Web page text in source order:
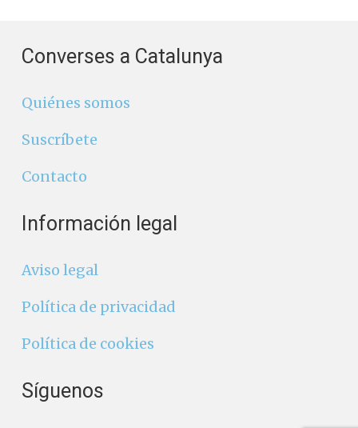
Converses a Catalunya
Quiénes somos
Suscríbete
Contacto
Información legal
Aviso legal
Política de privacidad
Política de cookies
Síguenos